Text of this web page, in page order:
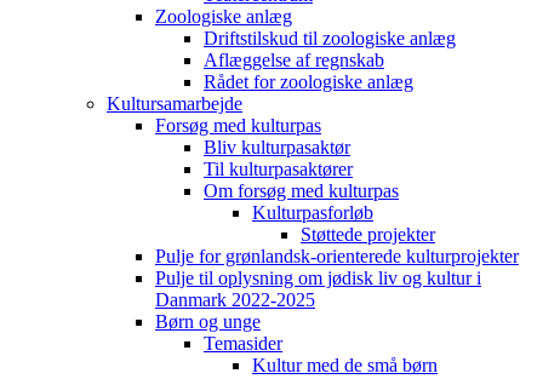
Zoologiske anlæg
Driftstilskud til zoologiske anlæg
Aflæggelse af regnskab
Rådet for zoologiske anlæg
Kultursamarbejde
Forsøg med kulturpas
Bliv kulturpasaktør
Til kulturpasaktører
Om forsøg med kulturpas
Kulturpasforløb
Støttede projekter
Pulje for grønlandsk-orienterede kulturprojekter
Pulje til oplysning om jødisk liv og kultur i
Danmark 2022-2025
Børn og unge
Temasider
Kultur med de små børn